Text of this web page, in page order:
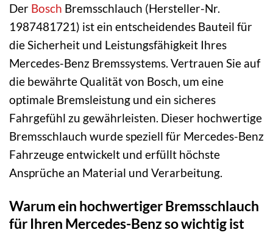
Der Bosch Bremsschlauch (Hersteller-Nr.
1987481721) ist ein entscheidendes Bauteil für
die Sicherheit und Leistungsfähigkeit Ihres
Mercedes-Benz Bremssystems. Vertrauen Sie auf
die bewährte Qualität von Bosch, um eine
optimale Bremsleistung und ein sicheres
Fahrgefühl zu gewährleisten. Dieser hochwertige
Bremsschlauch wurde speziell für Mercedes-Benz
Fahrzeuge entwickelt und erfüllt höchste
Ansprüche an Material und Verarbeitung.
Warum ein hochwertiger Bremsschlauch
für Ihren Mercedes-Benz so wichtig ist